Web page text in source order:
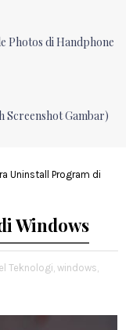
Photos di Handphone
Screenshot Gambar)
Uninstall Program di
Windows
Teknologi, windows,